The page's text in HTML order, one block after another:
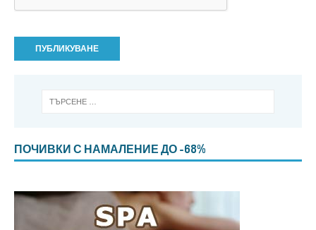
ПОЧИВКИ С НАМАЛЕНИЕ ДО -68%